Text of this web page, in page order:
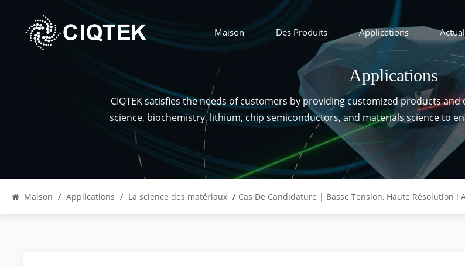
Maison Des Produits Applications
Applications
CIQTEK satisfies the needs of customers by providing customized products
science, biochemistry, lithium, chip semiconductors, and materials science to
Maison / Applications / La science des matériaux / Cas De Candidature | Basse Tension, Haute Résolution !